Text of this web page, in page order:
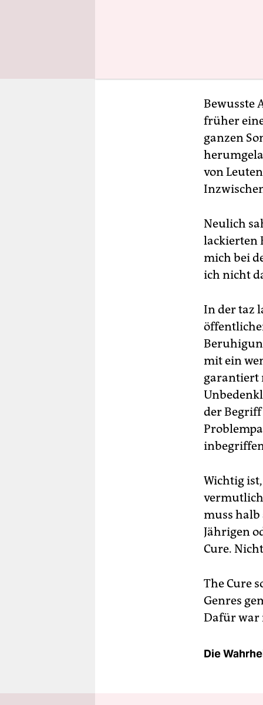
Bewusste
früher
ganzen
von
Neulich
lackierten
mich bei
ich nicht
In der taz
mit ein
garantiert
der Begriff
Wichtig
vermutlich
muss halb
Jährigen
Cure.
The Cure
Genres
Dafür war
Die